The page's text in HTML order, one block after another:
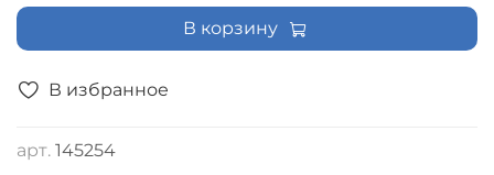
В избранное
арт. 145254
В корзину